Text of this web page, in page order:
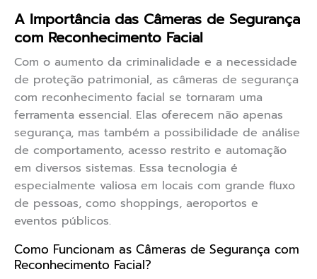
A Importância das Câmeras de Segurança
com Reconhecimento Facial
Com o aumento da criminalidade e a necessidade
de proteção patrimonial, as câmeras de segurança
com reconhecimento facial se tornaram uma
ferramenta essencial. Elas oferecem não apenas
segurança, mas também a possibilidade de análise
de comportamento, acesso restrito e automação
em diversos sistemas. Essa tecnologia é
especialmente valiosa em locais com grande fluxo
de pessoas, como shoppings, aeroportos e
eventos públicos.
Como Funcionam as Câmeras de Segurança com
Reconhecimento Facial?